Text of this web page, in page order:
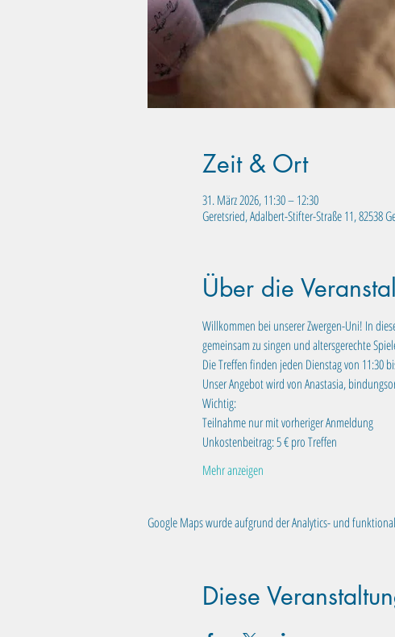
Zeit & Ort
31. März 2026, 11:30 – 12:30
Geretsried, Adalbert-Stifter-Straße 11, 82538
Über die
Willkommen bei unserer Zwergen-Uni! In
gemeinsam zu singen und altersgerechte
Die Treffen finden jeden Dienstag von 11:30
Unser Angebot wird von Anastasia,
Wichtig:
Teilnahme nur mit vorheriger Anmeldung
Unkostenbeitrag: 5 € pro Treffen
Mehr anzeigen
Google Maps wurde aufgrund der Analytics- und
Diese